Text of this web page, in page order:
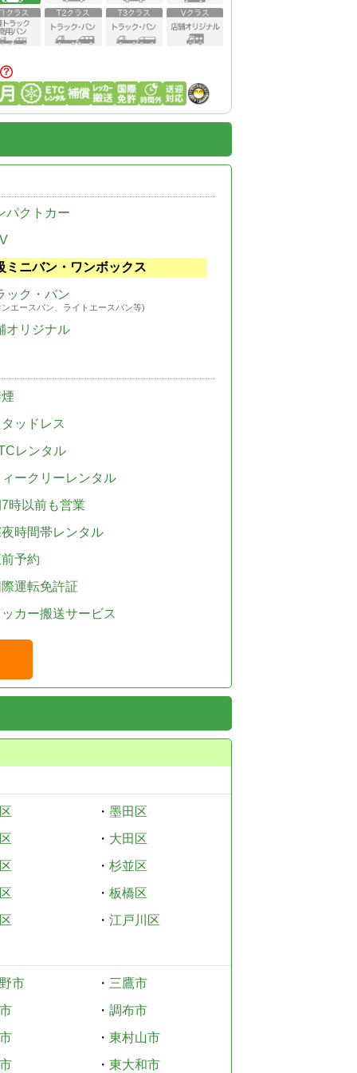
パクトカー
ミニバン・ワンボックス
ック・バン
エースバン、ライトエースバン等)
オリジナル
ッドレス
レンタル
ークリーレンタル
時以前も営業
時間帯レンタル
予約
運転免許証
カー搬送サービス
・ 墨田区
・ 大田区
・ 杉並区
・ 板橋区
・ 江戸川区
市 ・ 三鷹市
・ 調布市
・ 東村山市
・ 東大和市